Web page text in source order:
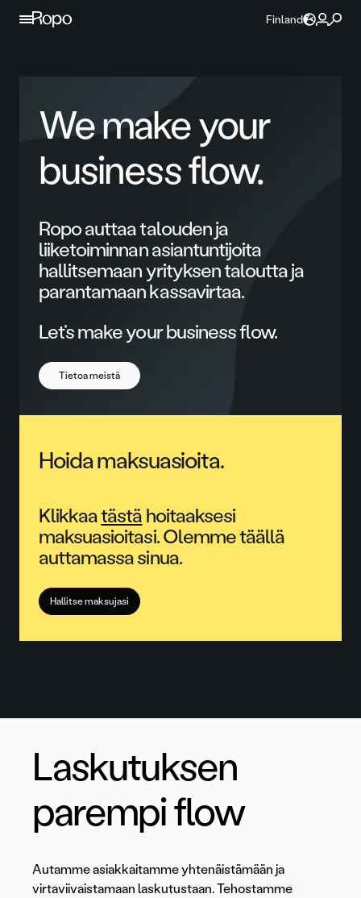
Jatka sisältöön
Finland
We make your
business flow.
Ropo auttaa talouden ja
liiketoiminnan asiantuntijoita
hallitsemaan yrityksen taloutta ja
parantamaan kassavirtaa.
Let’s make your business flow.
Tietoa meistä
Hoida maksuasioita.
Klikkaatästä hoitaaksesi
maksuasioitasi. Olemme täällä
auttamassa sinua.
Hallitse maksujasi
Laskutuksen
parempi flow
Autamme asiakkaitamme yhtenäistämään ja
virtaviivaistamaan laskutustaan. Tehostamme